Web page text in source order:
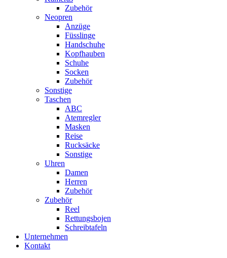
Zubehör
Neopren
Anzüge
Füsslinge
Handschuhe
Kopfhauben
Schuhe
Socken
Zubehör
Sonstige
Taschen
ABC
Atemregler
Masken
Reise
Rucksäcke
Sonstige
Uhren
Damen
Herren
Zubehör
Zubehör
Reel
Rettungsbojen
Schreibtafeln
Unternehmen
Kontakt